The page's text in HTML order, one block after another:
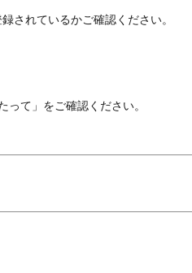
されているかご確認ください。
て」をご確認ください。